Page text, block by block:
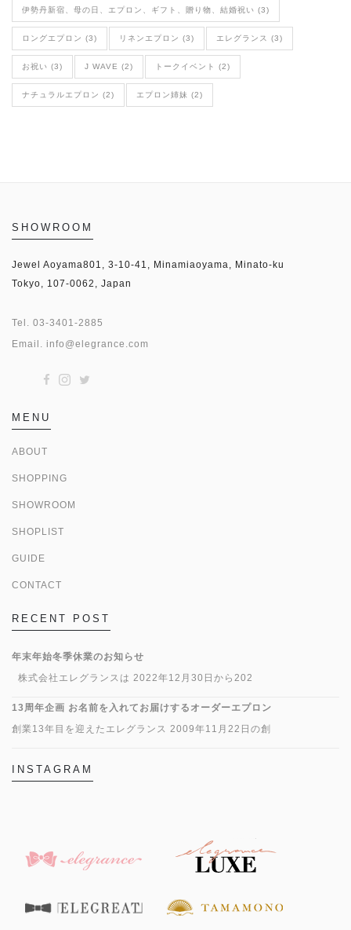
伊勢丹新宿、母の日、エプロン、ギフト、贈り物、結婚祝い (3)
ロングエプロン (3) リネンエプロン (3) エレグランス (3)
お祝い (3) J WAVE (2) トークイベント (2)
ナチュラルエプロン (2) エプロン姉妹 (2)
SHOWROOM
Jewel Aoyama801, 3-10-41, Minamiaoyama, Minato-ku
Tokyo, 107-0062, Japan
Tel. 03-3401-2885
Email. info@elegrance.com
MENU
ABOUT
SHOPPING
SHOWROOM
SHOPLIST
GUIDE
CONTACT
RECENT POST
年末年始冬季休業のお知らせ
株式会社エレグランスは 2022年12月30日から202
13周年企画 お名前を入れてお届けするオーダーエプロン
創業13年目を迎えたエレグランス 2009年11月22日の創
INSTAGRAM